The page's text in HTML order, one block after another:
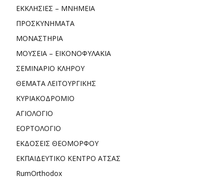
ΕΚΚΛΗΣΙΕΣ – ΜΝΗΜΕΙΑ
ΠΡΟΣΚΥΝΗΜΑΤΑ
ΜΟΝΑΣΤΗΡΙΑ
ΜΟΥΣΕΙΑ – ΕΙΚΟΝΟΦΥΛΑΚΙΑ
ΣΕΜΙΝΑΡΙΟ ΚΛΗΡΟΥ
ΘΕΜΑΤΑ ΛΕΙΤΟΥΡΓΙΚΗΣ
ΚΥΡΙΑΚΟΔΡΟΜΙΟ
ΑΓΙΟΛΟΓΙΟ
ΕΟΡΤΟΛΟΓΙΟ
ΕΚΔΟΣΕΙΣ ΘΕΟΜΟΡΦΟΥ
ΕΚΠΑΙΔΕΥΤΙΚΟ ΚΕΝΤΡΟ ΑΤΣΑΣ
RumOrthodox